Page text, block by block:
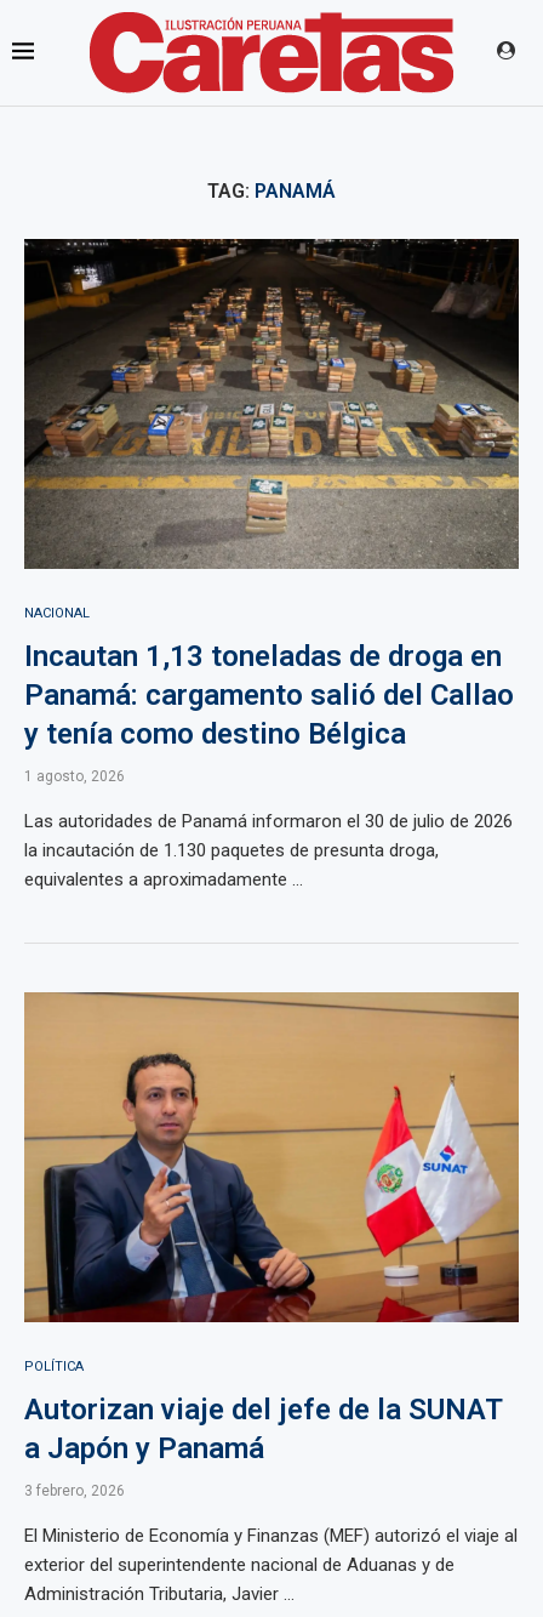
TAG: PANAMÁ
NACIONAL
Incautan 1,13 toneladas de droga en
Panamá: cargamento salió del Callao
y tenía como destino Bélgica
1 agosto, 2026
Las autoridades de Panamá informaron el 30 de julio de 2026
la incautación de 1.130 paquetes de presunta droga,
equivalentes a aproximadamente ...
POLÍTICA
Autorizan viaje del jefe de la SUNAT
a Japón y Panamá
3 febrero, 2026
El Ministerio de Economía y Finanzas (MEF) autorizó el viaje al
exterior del superintendente nacional de Aduanas y de
Administración Tributaria, Javier ...